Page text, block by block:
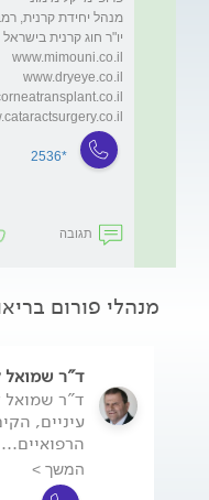
*2536
תגובה
מנהלי פורום
ד"ר שמואל
ד"ר שמואל
עיניים,
הרפואיים...
המשך >